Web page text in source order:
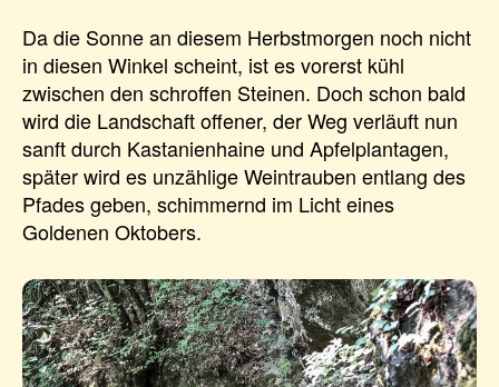
Da die Sonne an diesem Herbstmorgen noch nicht
in diesen Winkel scheint, ist es vorerst kühl
zwischen den schroffen Steinen. Doch schon bald
wird die Landschaft offener, der Weg verläuft nun
sanft durch Kastanienhaine und Apfelplantagen,
später wird es unzählige Weintrauben entlang des
Pfades geben, schimmernd im Licht eines
Goldenen Oktobers.